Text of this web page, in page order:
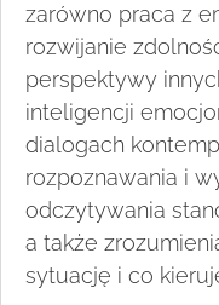
zarówno praca z
rozwijanie
perspektywy
inteligencji
dialogach
rozpoznawania i
odczytywania
a także
sytuację i co